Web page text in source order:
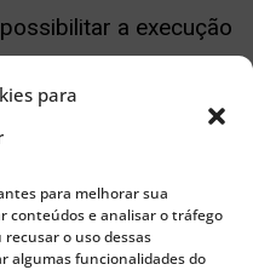
para
para melhorar sua
conteúdos e analisar o tráfego
o uso dessas
algumas funcionalidades do
a execução
tokens BTC, ETH,